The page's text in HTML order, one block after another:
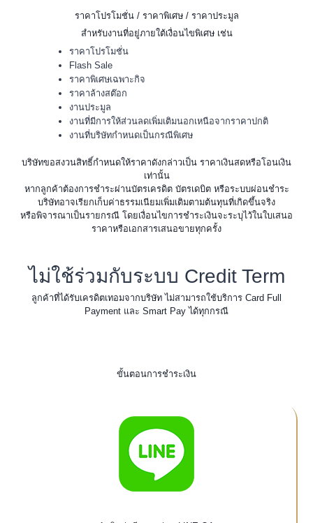
ราคาโปรโมชั่น / ราคาพิเศษ / ราคาประมูล
สำหรับงานที่อยู่ภายใต้เงื่อนไขพิเศษ เช่น
ราคาโปรโมชั่น
Flash Sale
ราคาพิเศษเฉพาะกิจ
ราคาล้างสต๊อก
งานประมูล
งานที่มีการให้ส่วนลดเพิ่มเติมนอกเหนือจากราคาปกติ
งานที่บริษัทกำหนดเป็นกรณีพิเศษ
บริษัทขอสงวนสิทธิ์กำหนดให้ราคาดังกล่าวเป็น ราคาเงินสดหรือโอนเงิน
เท่านั้น
หากลูกค้าต้องการชำระผ่านบัตรเครดิต บัตรเดบิต หรือระบบผ่อนชำระ
บริษัทอาจเรียกเก็บค่าธรรมเนียมเพิ่มเติมตามต้นทุนที่เกิดขึ้นจริง
หรือพิจารณาเป็นรายกรณี โดยเงื่อนไขการชำระเงินจะระบุไว้ในใบเสนอ
ราคาหรือเอกสารเสนอขายทุกครั้ง
ไม่ใช้ร่วมกับระบบ Credit Term
ลูกค้าที่ได้รับเครดิตเทอมจากบริษัท ไม่สามารถใช้บริการ Card Full
Payment และ Smart Pay ได้ทุกกรณี
ขั้นตอนการชำระเงิน